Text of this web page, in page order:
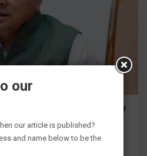
विकास योजनाओं के लिए 1967
our
our article is published?
and name below to be the